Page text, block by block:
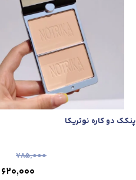
پنکک دو کاره نوتریکا
۷۸۵,۰۰۰
۶۲۰,۰۰۰